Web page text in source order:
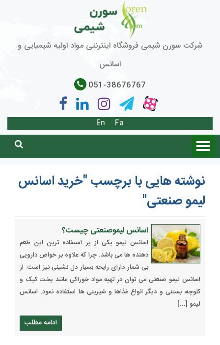
شرکت سورن شیمی فروشگاه اینترنتی مواد اولیه شیمیایی و
اسانس
051-38676767
Fa
En
نوشته هایی با برچسب "خرید اسانس
لیمو صنعتی"
اسانس لیموصنعتی چیست؟
اسانس لیمو یکی از پر استفاده ترین این طعم
دهنده ها می باشد. چرا که علاوه بر خواص دارویی
بی شمار دارای رایحه بسیار دل نشینی نیز است. از
اسانس لیمو صنعتی می توان در تهیه مواد خوراکی مانند پخت کیک و
کلوچه، بستنی و دیگر انواع غذاها و شیرینی ها استفاده نمود. اسانس
لیمو […]
ادامه مطلب